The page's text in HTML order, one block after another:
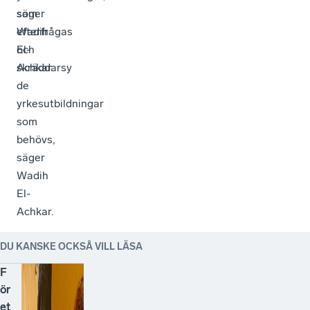
som
efterfrågas
och
skräddarsy
de
yrkesutbildningar
som
behövs,
säger
Wadih
El-
Achkar.
säger
Wadih
El-
Achkar.
DU KANSKE OCKSÅ VILL LÄSA
F
ör
et